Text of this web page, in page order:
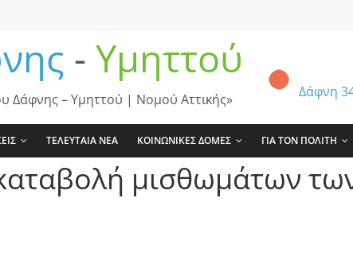
- Υμηττού
Δάφνη
Δάφνης – Υμηττού | Νομού Αττικής»
ΤΕΛΕΥΤΑΙΑ ΝΕΑ ΚΟΙΝΩΝΙΚΕΣ ΔΟΜΕΣ ΓΙΑ ΤΟΝ ΠΟΛΙΤΗ
μισθωμάτων